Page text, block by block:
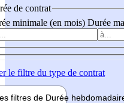
de contrat
minimale (en mois) Durée
le filtre du type de contrat
filtres de Durée hebdo